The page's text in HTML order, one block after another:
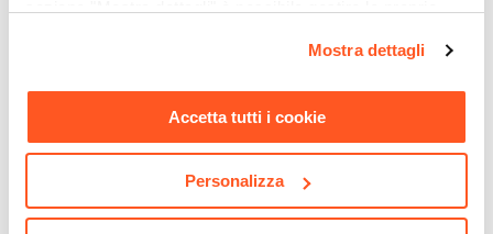
momento. Per maggiori informazioni si invita a leggere la
Mostra dettagli
Accetta tutti i cookie
Personalizza
Dimensione Lavabo
Dimensioni Vasca